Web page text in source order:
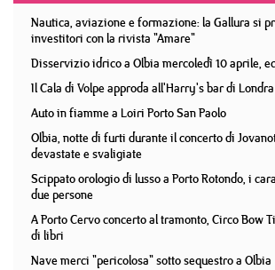
Nautica, aviazione e formazione: la Gallura si
investitori con la rivista "Amare"
Disservizio idrico a Olbia mercoledì 10 aprile,
Il Cala di Volpe approda all'Harry's bar di Londra
Auto in fiamme a Loiri Porto San Paolo
Olbia, notte di furti durante il concerto di
devastate e svaligiate
Scippato orologio di lusso a Porto Rotondo, i
due persone
A Porto Cervo concerto al tramonto, Circo Bow
di libri
Nave merci "pericolosa" sotto sequestro a Olbia